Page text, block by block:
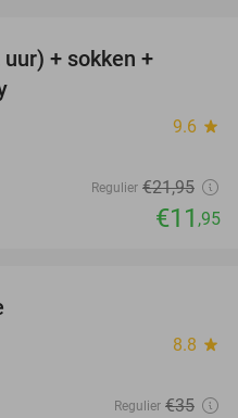
+ sokken +
9.6 star
Regulier €21,95
€11 ,95
8.8 star
Regulier €35